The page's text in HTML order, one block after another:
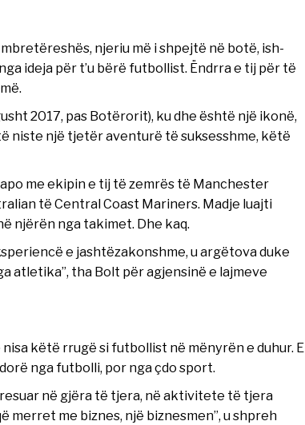
njeriu më i shpejtë në botë, ish-
ideja për t’u bërë futbollist. Ëndrra e tij për të
2017, pas Botërorit), ku dhe është një ikonë,
niste një tjetër aventurë të suksesshme, këtë
me ekipin e tij të zemrës të Manchester
të Central Coast Mariners. Madje luajti
njërën nga takimet. Dhe kaq.
e jashtëzakonshme, u argëtova duke
atletika”, tha Bolt për agjensinë e lajmeve
nisa këtë rrugë si futbollist në mënyrën e duhur. E
nga futbolli, por nga çdo sport.
në gjëra të tjera, në aktivitete të tjera
merret me biznes, një biznesmen”, u shpreh